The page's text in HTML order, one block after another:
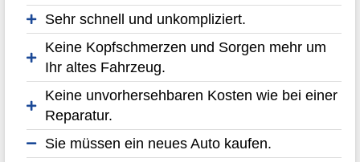
Sehr schnell und unkompliziert.
Keine Kopfschmerzen und Sorgen mehr um
Ihr altes Fahrzeug.
Keine unvorhersehbaren Kosten wie bei einer
Reparatur.
Sie müssen ein neues Auto kaufen.